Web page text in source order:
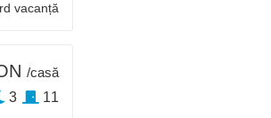
vacanță
/casă
3 11